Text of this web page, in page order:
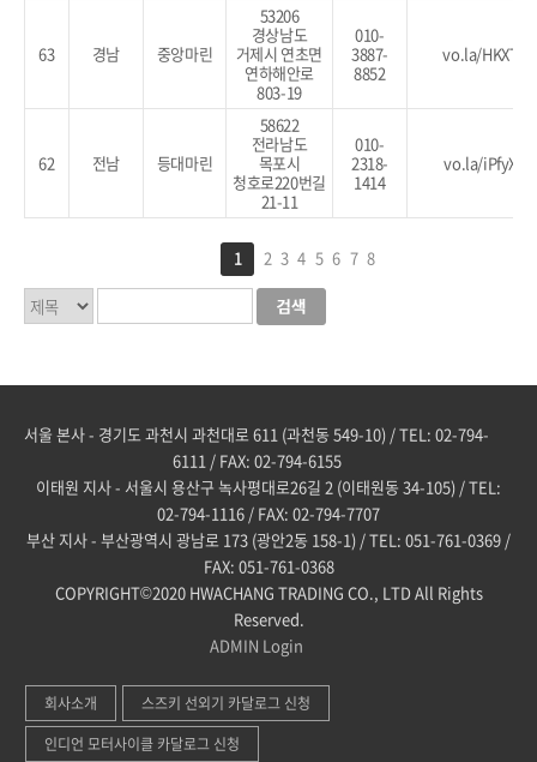
63 경남 중앙마린
53206
경상남도
거제시 연초면
연하해안로
803-19
010-
3887-
8852
vo.la/HKXTIu
62 전남 등대마린
58622
전라남도
목포시
청호로220번길
21-11
010-
2318-
1414
vo.la/iPfyXm
1 2 3 4 5 6 7 8
서울 본사 - 경기도 과천시 과천대로 611 (과천동 549-10) / TEL: 02-794-
6111 / FAX: 02-794-6155
이태원 지사 - 서울시 용산구 녹사평대로26길 2 (이태원동 34-105) / TEL:
02-794-1116 / FAX: 02-794-7707
부산 지사 - 부산광역시 광남로 173 (광안2동 158-1) / TEL: 051-761-0369 /
FAX: 051-761-0368
COPYRIGHT©2020 HWACHANG TRADING CO., LTD All Rights
Reserved.
ADMIN Login
회사소개
스즈키 선외기 카달로그 신청
인디언 모터사이클 카달로그 신청